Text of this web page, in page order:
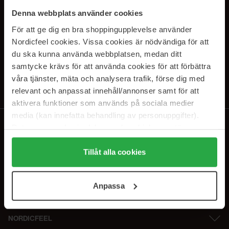
Denna webbplats använder cookies
För att ge dig en bra shoppingupplevelse använder
Nordicfeel cookies. Vissa cookies är nödvändiga för att
du ska kunna använda webbplatsen, medan ditt
samtycke krävs för att använda cookies för att förbättra
våra tjänster, mäta och analysera trafik, förse dig med
relevant och anpassat innehåll/annonser samt för att
aktivera funktioner som används på sociala medier
media (kan innefatta behandling av personuppgifter).
Genom att trycka på "Tillåt alla cookies" accepterar du
alla cookies, medan du under "Detaljer" kan anpassa
användningen av cookies. Du kan när som helst återkalla
samt vår Integritetspolicy.
Tillåt alla cookies
Anpassa
SUBSCRIBE TO OUR
NEWSLETTER
E-postadresse
Ved å abonnere godtar du vårpersonvernerklæring. Du kan melde deg
NORDICFEEL